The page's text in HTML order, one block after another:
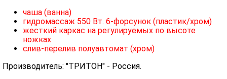
чаша (ванна)
гидромассаж 550 Вт. 6-форсунок (пластик/хром)
жесткий каркас на регулируемых по высоте
ножках
слив-перелив полуавтомат (хром)
Производитель: "ТРИТОН" - Россия.